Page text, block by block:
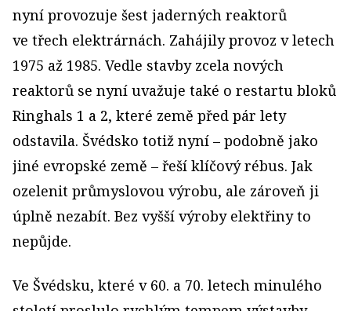
nyní provozuje šest jaderných reaktorů
ve třech elektrárnách. Zahájily provoz v letech
1975 až 1985. Vedle stavby zcela nových
reaktorů se nyní uvažuje také o restartu bloků
Ringhals 1 a 2, které země před pár lety
odstavila. Švédsko totiž nyní – podobně jako
jiné evropské země – řeší klíčový rébus. Jak
ozelenit průmyslovou výrobu, ale zároveň ji
úplně nezabít. Bez vyšší výroby elektřiny to
nepůjde.
Ve Švédsku, které v 60. a 70. letech minulého